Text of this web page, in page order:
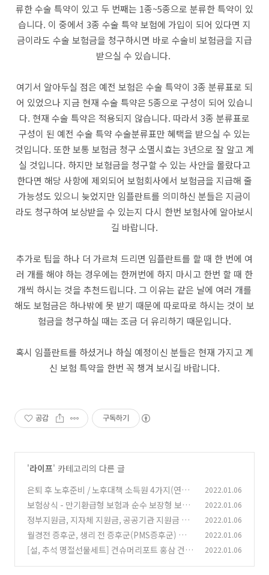
류한 수술 특약이 있고 두 번째는 1종~5종으로 분류한 특약이 있
습니다. 이 중에서 3종 수술 특약 보험에 가입이 되어 있다면 지
금이라도 수술 보험금을 청구하시면 바로 수술비 보험금을 지급
받으실 수 있습니다.
여기서 알아두실 점은 예전 보험은 수술 특약이 3종 분류표로 되
어 있었으나 지금 현재 수술 특약은 5종으로 구성이 되어 있습니
다. 현재 수술 특약은 적용되지 않습니다. 따라서 3종 분류표로
구성이 된 예전 수술 특약 수술분류표만 혜택을 받으실 수 있는
것입니다. 또한 보통 보험금 청구 소멸시효는 3년으로 잘 알고 계
실 것입니다. 하지만 보험금을 청구할 수 있는 사안을 몰랐다고
한다면 해당 사항에 제외되어 보험회사에서 보험금을 지급해 줄
가능성도 있으니 늦었지만 임플란트를 의미하신 분들은 지금이
라도 청구하여 보상받을 수 있는지 다시 한번 보험사에 알아보시
길 바랍니다.
추가로 팁을 하나 더 가르쳐 드리면 임플란트를 할 때 한 번에 여
러 개를 해야 하는 경우에는 한꺼번에 하지 마시고 한번 할 때 한
개씩 하시는 것을 추천드립니다. 그 이유는 같은 날에 여러 개를
해도 보험금은 하나밖에 못 받기 때문에 따로따로 하시는 것이 보
험금을 청구하실 때는 조금 더 유리하기 때문입니다.
혹시 임플란트를 하셨거나 하실 예정이신 분들은 현재 가지고 계
신 보험 특약을 한번 꼭 챙겨 보시길 바랍니다.
공감 구독하기
'라이프' 카테고리의 다른 글
은퇴 후 노후준비 / 노후대책 소득원 4가지(연금
소득, 금융소득, 임대소득, 부수입)
(0)
2022.01.06
보험상식 - 만기환급형 보험과 순수 보장형 보험
차이점
(0)
2022.01.06
정부지원금, 지자체 지원금, 공공기관 지원금 받
는법 - 정부보조금24 서비스 (0)
2022.01.06
월경전 증후군, 생리 전 증후군(PMS증후군) 증상
우울증과 원인
(0)
2022.01.06
[설, 추석 명절선물세트] 컨슈머리포트 홍삼 건강
2022.01.06